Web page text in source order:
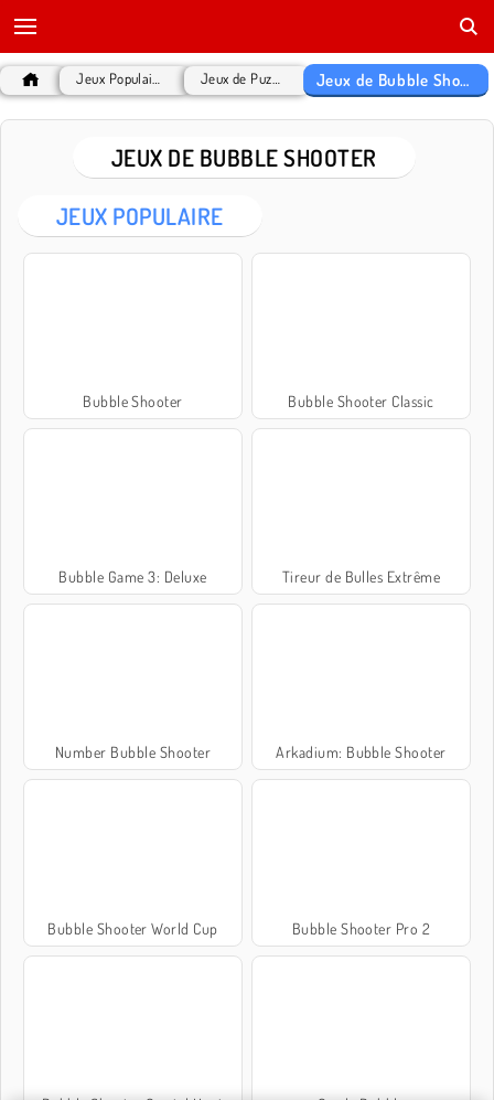
Jeux de Bubble Shooter
JEUX DE BUBBLE SHOOTER
JEUX POPULAIRE
Bubble Shooter Bubble Shooter Classic
Bubble Game 3: Deluxe Tireur de Bulles Extrême
Number Bubble Shooter Arkadium: Bubble Shooter
Bubble Shooter World Cup Bubble Shooter Pro 2